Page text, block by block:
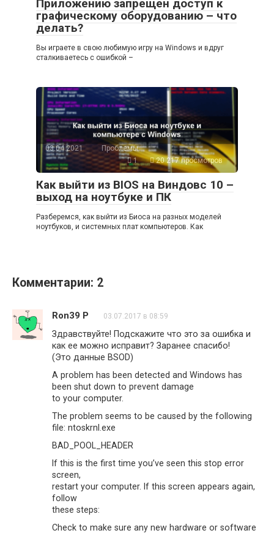
Приложению запрещен доступ к
графическому оборудованию – что
делать?
Вы играете в свою любимую игру на Windows и вдруг
сталкиваетесь с ошибкой –
03.04.2021
Проблемы
1
20 217 просмотров
Как выйти из BIOS на Виндовс 10 –
выход на ноутбуке и ПК
Разберемся, как выйти из Биоса на разных моделей
ноутбуков, и системных плат компьютеров. Как
Комментарии: 2
Ron39 P 03.07.2017 в 08:59
Здравствуйте! Подскажите что это за ошибка и
как ее можно исправит? Заранее спасибо!
(Это данные BSOD)
A problem has been detected and Windows has
been shut down to prevent damage
to your computer.
The problem seems to be caused by the following
file: ntoskrnl.exe
BAD_POOL_HEADER
If this is the first time you’ve seen this stop error
screen,
restart your computer. If this screen appears again,
follow
these steps:
Check to make sure any new hardware or software